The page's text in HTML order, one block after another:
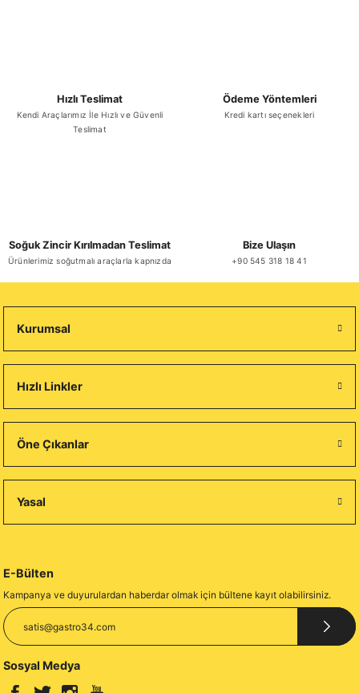
Hızlı Teslimat
Kendi Araçlarımız İle Hızlı ve Güvenli
Teslimat
Ödeme Yöntemleri
Kredi kartı seçenekleri
Soğuk Zincir Kırılmadan Teslimat
Ürünlerimiz soğutmalı araçlarla kapnızda
Bize Ulaşın
+90 545 318 18 41
Kurumsal
Hızlı Linkler
Öne Çıkanlar
Yasal
E-Bülten
Kampanya ve duyurulardan haberdar olmak için bültene kayıt olabilirsiniz.
Sosyal Medya